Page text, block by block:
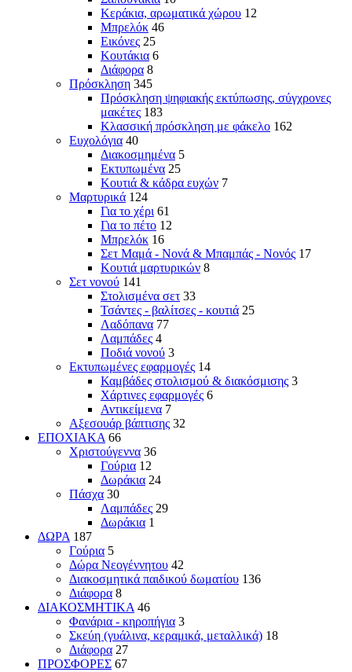
Κεράκια, αρωματικά χώρου 12
Μπρελόκ 46
Εικόνες 25
Κουτάκια 6
Διάφορα 8
Πρόσκληση 345
Πρόσκληση ψηφιακής εκτύπωσης, σύγχρονες
μακέτες 183
Κλασσική πρόσκληση με φάκελο 162
Ευχολόγια 40
Διακοσμημένα 5
Εκτυπωμένα 25
Κουτιά & κάδρα ευχών 7
Μαρτυρικά 124
Για το χέρι 61
Για το πέτο 12
Μπρελόκ 16
Σετ Μαμά - Νονά & Μπαμπάς - Νονός 17
Κουτιά μαρτυρικών 8
Σετ νονού 141
Στολισμένα σετ 33
Τσάντες - βαλίτσες - κουτιά 25
Λαδόπανα 77
Λαμπάδες 4
Ποδιά νονού 3
Εκτυπωμένες εφαρμογές 14
Καμβάδες στολισμού & διακόσμισης 3
Χάρτινες εφαρμογές 6
Αντικείμενα 7
Αξεσουάρ βάπτισης 32
ΕΠΟΧΙΑΚΑ 66
Χριστούγεννα 36
Γούρια 12
Δωράκια 24
Πάσχα 30
Λαμπάδες 29
Δωράκια 1
ΔΩΡΑ 187
Γούρια 5
Δώρα Νεογέννητου 42
Διακοσμητικά παιδικού δωματίου 136
Διάφορα 8
ΔΙΑΚΟΣΜΗΤΙΚΑ 46
Φανάρια - κηροπήγια 3
Σκεύη (γυάλινα, κεραμικά, μεταλλικά) 18
Διάφορα 27
ΠΡΟΣΦΟΡΕΣ 67